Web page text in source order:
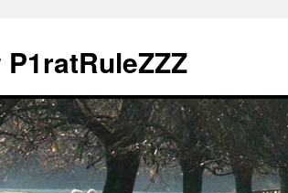
P1ratRuleZZZ